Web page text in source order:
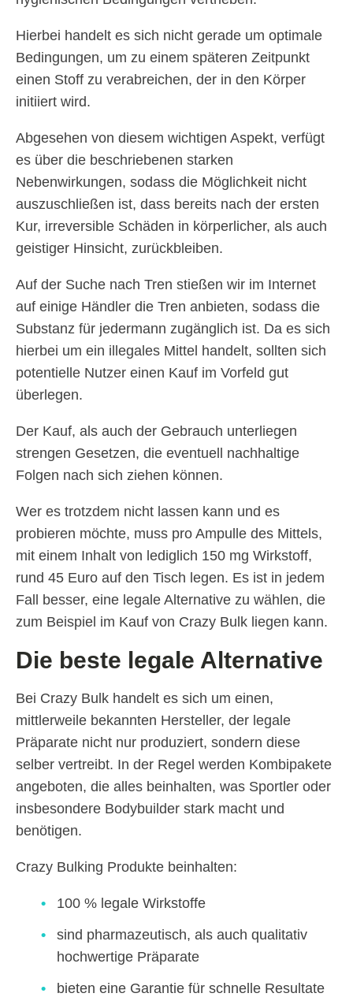
Hierbei handelt es sich nicht gerade um optimale
Bedingungen, um zu einem späteren Zeitpunkt
einen Stoff zu verabreichen, der in den Körper
initiiert wird.
Abgesehen von diesem wichtigen Aspekt, verfügt
es über die beschriebenen starken
Nebenwirkungen, sodass die Möglichkeit nicht
auszuschließen ist, dass bereits nach der ersten
Kur, irreversible Schäden in körperlicher, als auch
geistiger Hinsicht, zurückbleiben.
Auf der Suche nach Tren stießen wir im Internet
auf einige Händler die Tren anbieten, sodass die
Substanz für jedermann zugänglich ist. Da es sich
hierbei um ein illegales Mittel handelt, sollten sich
potentielle Nutzer einen Kauf im Vorfeld gut
überlegen.
Der Kauf, als auch der Gebrauch unterliegen
strengen Gesetzen, die eventuell nachhaltige
Folgen nach sich ziehen können.
Wer es trotzdem nicht lassen kann und es
probieren möchte, muss pro Ampulle des Mittels,
mit einem Inhalt von lediglich 150 mg Wirkstoff,
rund 45 Euro auf den Tisch legen. Es ist in jedem
Fall besser, eine legale Alternative zu wählen, die
zum Beispiel im Kauf von Crazy Bulk liegen kann.
Die beste legale Alternative
Bei Crazy Bulk handelt es sich um einen,
mittlerweile bekannten Hersteller, der legale
Präparate nicht nur produziert, sondern diese
selber vertreibt. In der Regel werden Kombipakete
angeboten, die alles beinhalten, was Sportler oder
insbesondere Bodybuilder stark macht und
benötigen.
Crazy Bulking Produkte beinhalten:
100 % legale Wirkstoffe
sind pharmazeutisch, als auch qualitativ
hochwertige Präparate
bieten eine Garantie für schnelle Resultate